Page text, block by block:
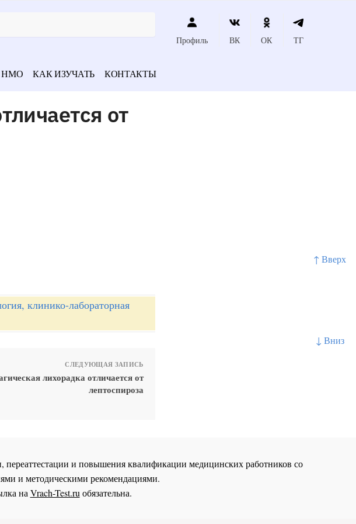
↑ Вверх
↓ Вниз
Профиль ВК ОК ТГ
НМО КАК ИЗУЧАТЬ КОНТАКТЫ
от
клинико-лабораторная
СЛЕДУЮЩАЯ ЗАПИСЬ
лихорадка отличается от
лептоспироза
переаттестации и повышения квалификации медицинских работников со
и методическими рекомендациями.
наVrach-Test.ruобязательна.